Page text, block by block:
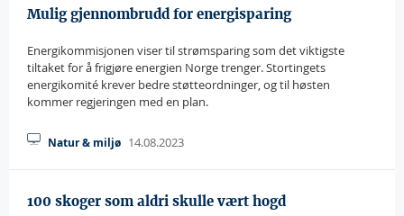
Mulig gjennombrudd for energisparing
Energikommisjonen viser til strømsparing som det viktigste
tiltaket for å frigjøre energien Norge trenger. Stortingets
energikomité krever bedre støtteordninger, og til høsten
kommer regjeringen med en plan.
Natur & miljø 14.08.2023
100 skoger som aldri skulle vært hogd